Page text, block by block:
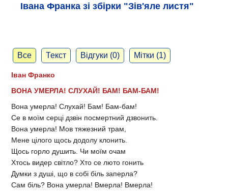
Івана Франка зі збірки "Зів'яле листя"
Все Текст Відгуки (0) Мітки (1)
Іван Франко
ВОНА УМЕРЛА! СЛУХАЙ! БАМ! БАМ-БАМ!
Вона умерла! Слухай! Бам! Бам-бам!
Се в моїм серці дзвін посмертний дзвонить.
Вона умерла! Мов тяжезний трам,
Мене цілого щось додолу клонить.
Щось горло душить. Чи моїм очам
Хтось видер світло? Хто се люто гонить
Думки з душі, що в собі біль заперла?
Сам біль? Вона умерла! Вмерла! Вмерла!